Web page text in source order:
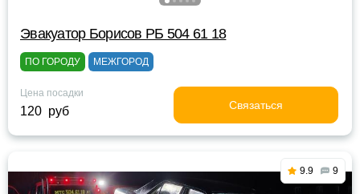
Эвакуатор Борисов РБ 504 61 18
ПО ГОРОДУ МЕЖГОРОД
Цена посадки
120 руб Связаться
9.9 9